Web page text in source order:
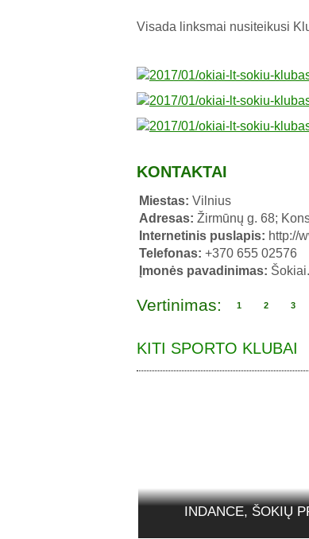
Visada linksmai nusiteikusi
KONTAKTAI
Miestas: Vilnius
Adresas: Žirmūnų g. 68;
Internetinis puslapis: http://
Telefonas: +370 655 02576
Įmonės pavadinimas:
Vertinimas: 1 2 3
KITI SPORTO KLUBAI
INDANCE, ŠOKIŲ